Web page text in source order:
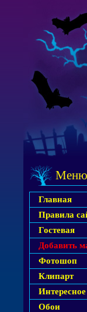
Меню
Главная
Правила
Гостевая
Добавить
Фотошоп
Клипарт
Интересное
Обои